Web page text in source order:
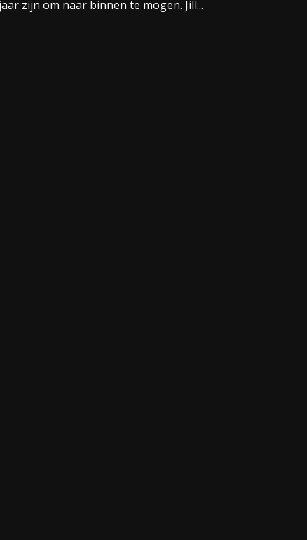
zijn om naar binnen te mogen. Jill...